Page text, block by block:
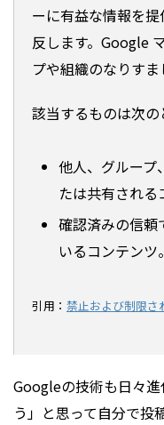
ーに有益な情報を
反します。Google
プや組織のなりすま
該当するものは次の
他人、グループ
たは共有される
確認済みの信頼
いるコンテンツ。
引用： 禁止および制限さ
Googleの技術も日々
う」と思って自分で投